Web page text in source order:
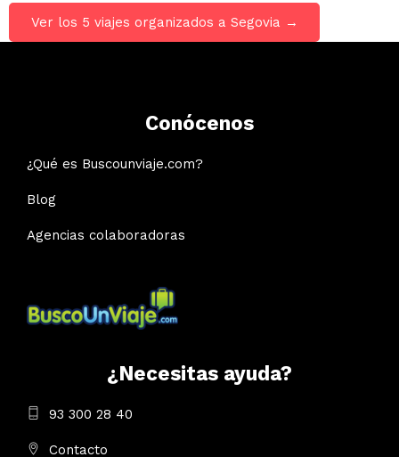
Ver los 5 viajes organizados a Segovia →
Conócenos
¿Qué es Buscounviaje.com?
Blog
Agencias colaboradoras
¿Necesitas ayuda?
93 300 28 40
Contacto